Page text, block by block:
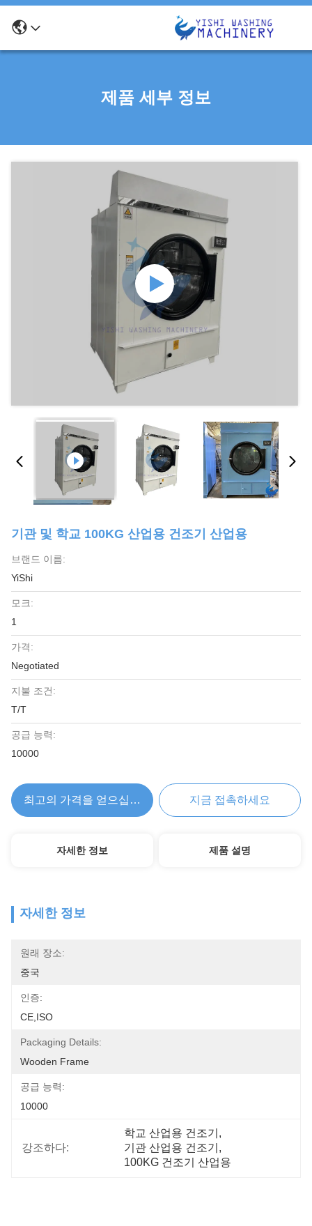
제품 세부 정보
기관 및 학교 100KG 산업용 건조기 산업용
브랜드 이름:
YiShi
모크:
1
가격:
Negotiated
지불 조건:
T/T
공급 능력:
10000
최고의 가격을 얻으십시오 지금 접촉하세요
자세한 정보 제품 설명
자세한 정보
원래 장소:
중국
인증:
CE,ISO
Packaging Details:
Wooden Frame
공급 능력:
10000
강조하다:
학교 산업용 건조기 ,
기관 산업용 건조기 ,
100KG 건조기 산업용